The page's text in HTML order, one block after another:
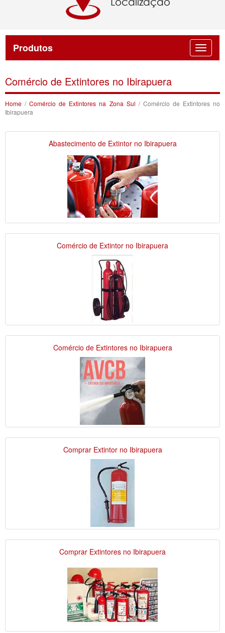
Produtos
Comércio de Extintores no Ibirapuera
Home /Comércio de Extintores na Zona Sul / Comércio de Extintores no
Ibirapuera
Abastecimento de Extintor no Ibirapuera
Comércio de Extintor no Ibirapuera
Comércio de Extintores no Ibirapuera
Comprar Extintor no Ibirapuera
Comprar Extintores no Ibirapuera